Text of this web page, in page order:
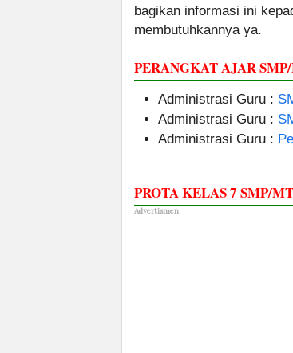
bagikan informasi ini
membutuhkannya ya.
PERANGKAT AJAR
Administrasi Guru :
Administrasi Guru :
Administrasi Guru :
PROTA KELAS 7 SMP/
Advertismen